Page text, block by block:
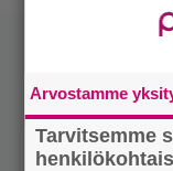
Arvostamme
Tarvitsemme